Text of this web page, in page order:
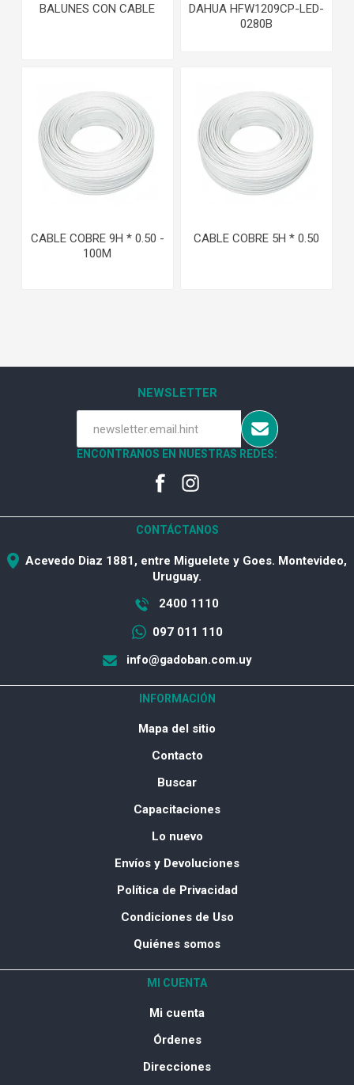
BALUNES CON CABLE
DAHUA HFW1209CP-LED-
0280B
CABLE COBRE 9H * 0.50 -
100M
CABLE COBRE 5H * 0.50
NEWSLETTER
ENCONTRANOS EN NUESTRAS REDES:
CONTÁCTANOS
Acevedo Diaz 1881, entre Miguelete y Goes. Montevideo,
Uruguay.
2400 1110
097 011 110
info@gadoban.com.uy
INFORMACIÓN
Mapa del sitio
Contacto
Buscar
Capacitaciones
Lo nuevo
Envíos y Devoluciones
Política de Privacidad
Condiciones de Uso
Quiénes somos
MI CUENTA
Mi cuenta
Órdenes
Direcciones